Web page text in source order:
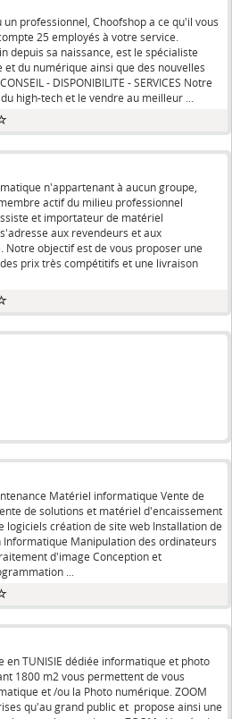
professionnel, Choofshop a ce qu'il vous
25 employés à votre service.
depuis sa naissance, est le spécialiste
du numérique ainsi que des nouvelles
- DISPONIBILITE - SERVICES Notre
high-tech et le vendre au meilleur ...
n'appartenant à aucun groupe,
actif du milieu professionnel
et importateur de matériel
aux revendeurs et aux
objectif est de vous proposer une
prix très compétitifs et une livraison
Matériel informatique Vente de
de solutions et matériel d'encaissement
logiciels création de site web Installation de
Manipulation des ordinateurs
d'image Conception et
...
TUNISIE dédiée informatique et photo
1800 m2 vous permettent de vous
et /ou la Photo numérique. ZOOM
qu'au grand public et propose ainsi une